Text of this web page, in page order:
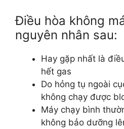
Điều hòa không
nguyên nhân sau:
Hay gặp nhất là
hết gas
Do hỏng tụ ngoài
không chạy được
Máy chạy bình
không bảo dưỡng